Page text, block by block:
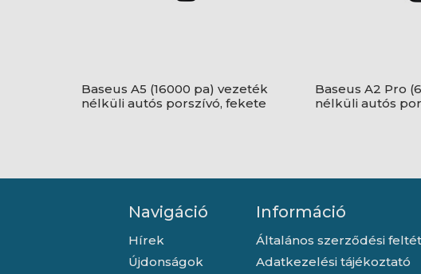
Baseus A5 (16000 pa) vezeték
nélküli autós porszívó, fekete
Baseus A2 Pro
nélküli autós
Navigáció
Hírek
Újdonságok
Információ
Általános szerződési
Adatkezelési tájékoztató